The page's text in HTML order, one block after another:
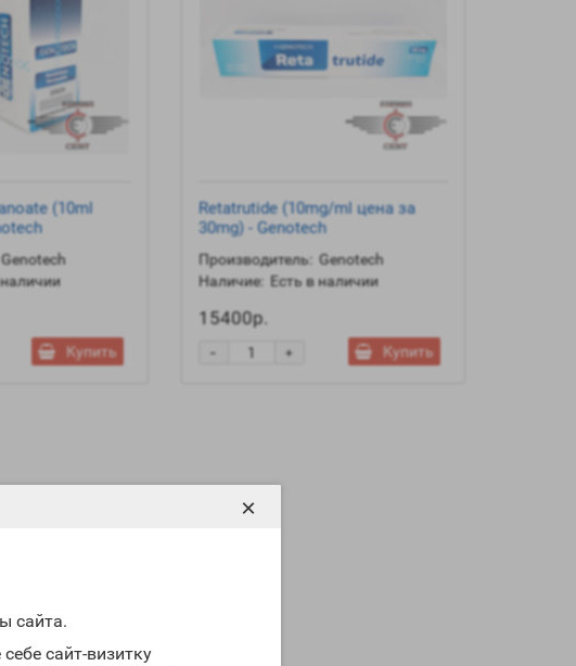
сайта.
сайт-визитку
×
(10ml
Genotech
Купить
Retatrutide (10mg/ml цена за
30mg) - Genotech
Производитель: Genotech
Наличие: Есть в наличии
15400р.
+
- Купить